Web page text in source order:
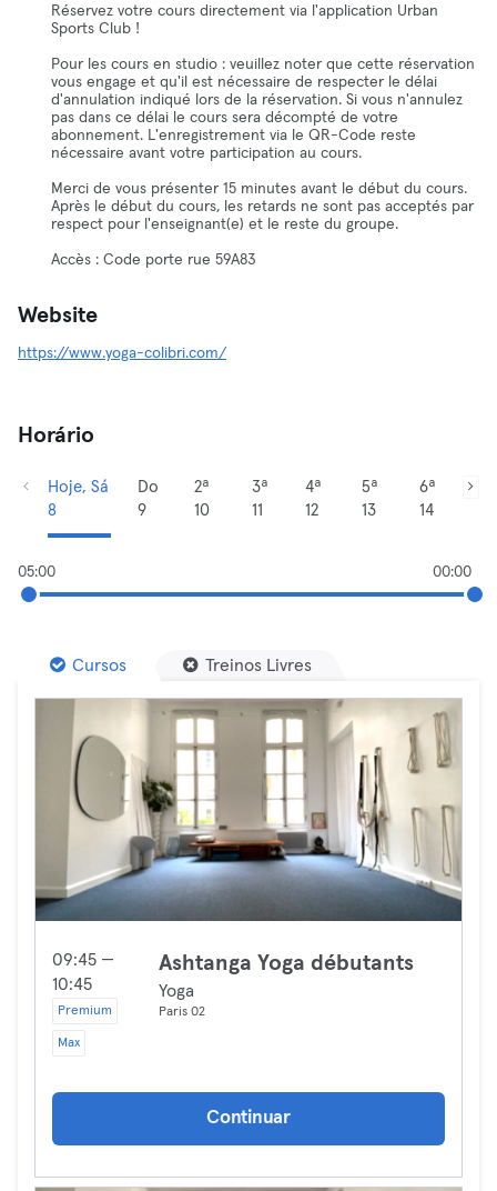
Réservez votre cours directement via l'application Urban
Sports Club !
Pour les cours en studio : veuillez noter que cette réservation
vous engage et qu'il est nécessaire de respecter le délai
d'annulation indiqué lors de la réservation. Si vous n'annulez
pas dans ce délai le cours sera décompté de votre
abonnement. L'enregistrement via le QR-Code reste
nécessaire avant votre participation au cours.
Merci de vous présenter 15 minutes avant le début du cours.
Après le début du cours, les retards ne sont pas acceptés par
respect pour l'enseignant(e) et le reste du groupe.
Accès : Code porte rue 59A83
Website
https://www.yoga-colibri.com/
Horário
Hoje, Sá
8
Do
9
2ª
10
3ª
11
4ª
12
5ª
13
6ª
14
05:00 00:00
Cursos Treinos Livres
09:45 —
10:45
Premium
Max
Ashtanga Yoga débutants
Yoga
Paris 02
Continuar